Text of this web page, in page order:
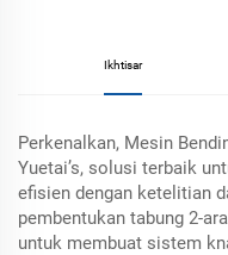
Ikhtisar
Perkenalkan, Mesin
Yuetai’s, solusi terbaik
efisien dengan ketelitian
pembentukan tabung 2-
untuk membuat sistem